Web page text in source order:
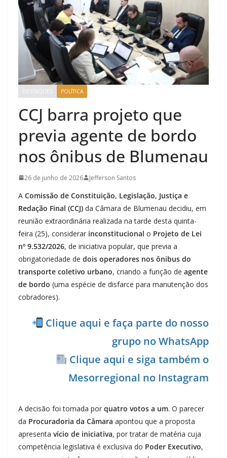
DESTAQUES POLÍTICA
CCJ barra projeto que
previa agente de bordo
nos ônibus de Blumenau
26 de junho de 2026 Jefferson Santos
A Comissão de Constituição, Legislação, Justiça e
Redação Final (CCJ) da Câmara de Blumenau decidiu, em
reunião extraordinária realizada na tarde desta quinta-
feira (25), considerar inconstitucional o Projeto de Lei
nº 9.532/2026, de iniciativa popular, que previa a
obrigatoriedade de dois operadores nos ônibus do
transporte coletivo urbano, criando a função de agente
de bordo (uma espécie de disfarce para manutenção dos
cobradores).
Clique aqui e faça parte do nosso
grupo no WhatsApp
Clique aqui e siga também o
Mesorregional no Instagram
A decisão foi tomada por quatro votos a um. O parecer
da Procuradoria da Câmara apontou que a proposta
apresenta vício de iniciativa, por tratar de matéria cuja
competência legislativa é exclusiva do Poder Executivo,